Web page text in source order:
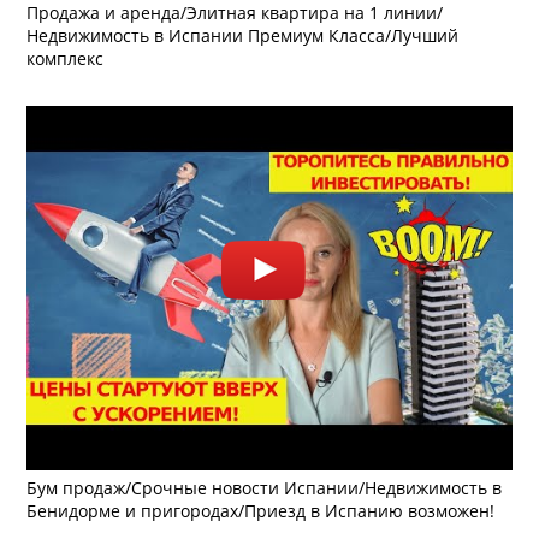
Продажа и аренда/Элитная квартира на 1 линии/
Недвижимость в Испании Премиум Класса/Лучший
комплекс
Бум продаж/Срочные новости Испании/Недвижимость в
Бенидорме и пригородах/Приезд в Испанию возможен!